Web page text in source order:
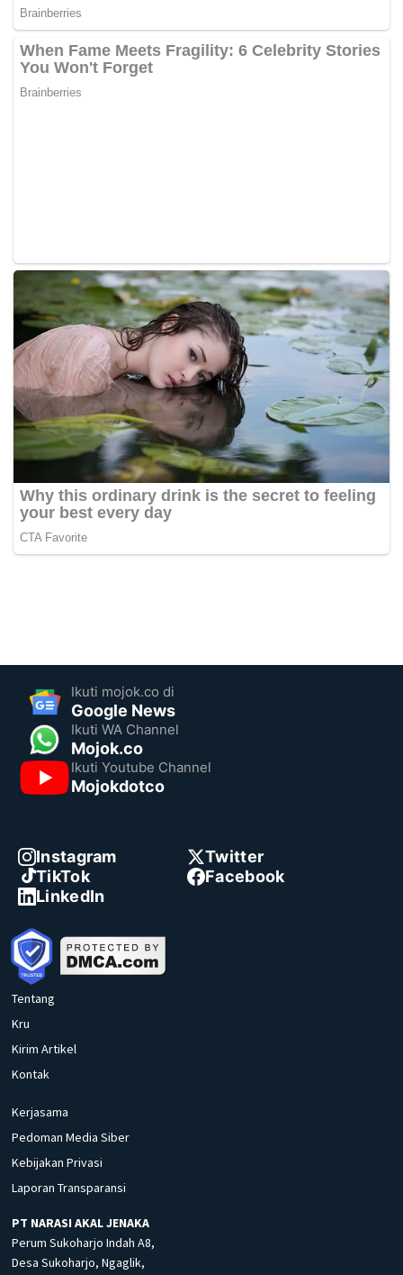
Ikuti mojok.co di
Google News
Ikuti WA Channel
Mojok.co
Ikuti Youtube Channel
Mojokdotco
Instagram
Twitter
TikTok
Facebook
LinkedIn
Tentang
Kru
Kirim Artikel
Kontak
Kerjasama
Pedoman Media Siber
Kebijakan Privasi
Laporan Transparansi
PT NARASI AKAL JENAKA
Perum Sukoharjo Indah A8,
Desa Sukoharjo, Ngaglik,